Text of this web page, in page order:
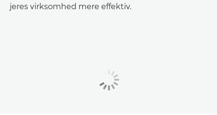
jeres virksomhed mere effektiv.